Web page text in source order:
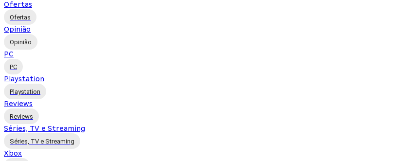
Ofertas
Ofertas
Opinião
Opinião
PC
PC
Playstation
Playstation
Reviews
Reviews
Séries, TV e Streaming
Séries, TV e Streaming
Xbox